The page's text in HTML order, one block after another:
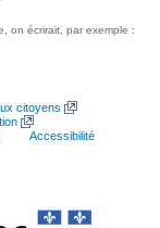
on écrirait, par exemple :
citoyens
Accessibilité